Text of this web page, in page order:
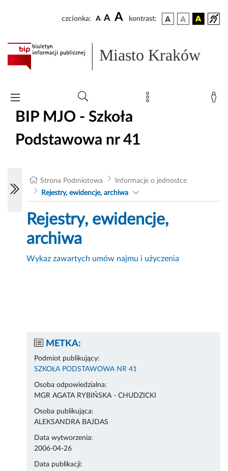
czcionka: A A A kontrast:
Miasto Kraków
BIP MJO - Szkoła
Podstawowa nr 41
Strona Podmiotowa
Informacje o jednostce
Rejestry, ewidencje, archiwa
Rejestry, ewidencje,
archiwa
Wykaz zawartych umów najmu i użyczenia
METKA:
Podmiot publikujący:
SZKOŁA PODSTAWOWA NR 41
Osoba odpowiedzialna:
MGR AGATA RYBIŃSKA - CHUDZICKI
Osoba publikująca:
ALEKSANDRA BAJDAS
Data wytworzenia:
2006-04-26
Data publikacji: